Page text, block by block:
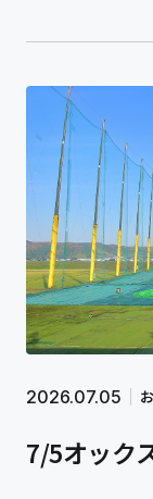
2026.07.05
7/5オック